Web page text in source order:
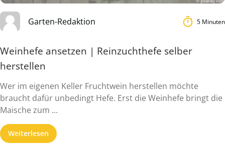
Garten-Redaktion 5 Minuten
Weinhefe ansetzen | Reinzuchthefe selber
herstellen
Wer im eigenen Keller Fruchtwein herstellen möchte
braucht dafür unbedingt Hefe. Erst die Weinhefe bringt die
Maische zum ...
Weiterlesen